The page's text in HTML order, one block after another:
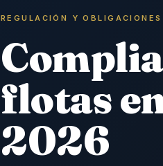
REGULACIÓN Y OBLIGACIONES
flotas
2026